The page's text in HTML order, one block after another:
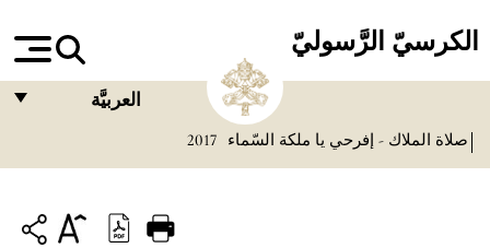
الكرسيّ الرَّسوليّ
العربيَّة
ITALIANO
صلاة الملاك - إفرحي يا ملكة السّماء 2017